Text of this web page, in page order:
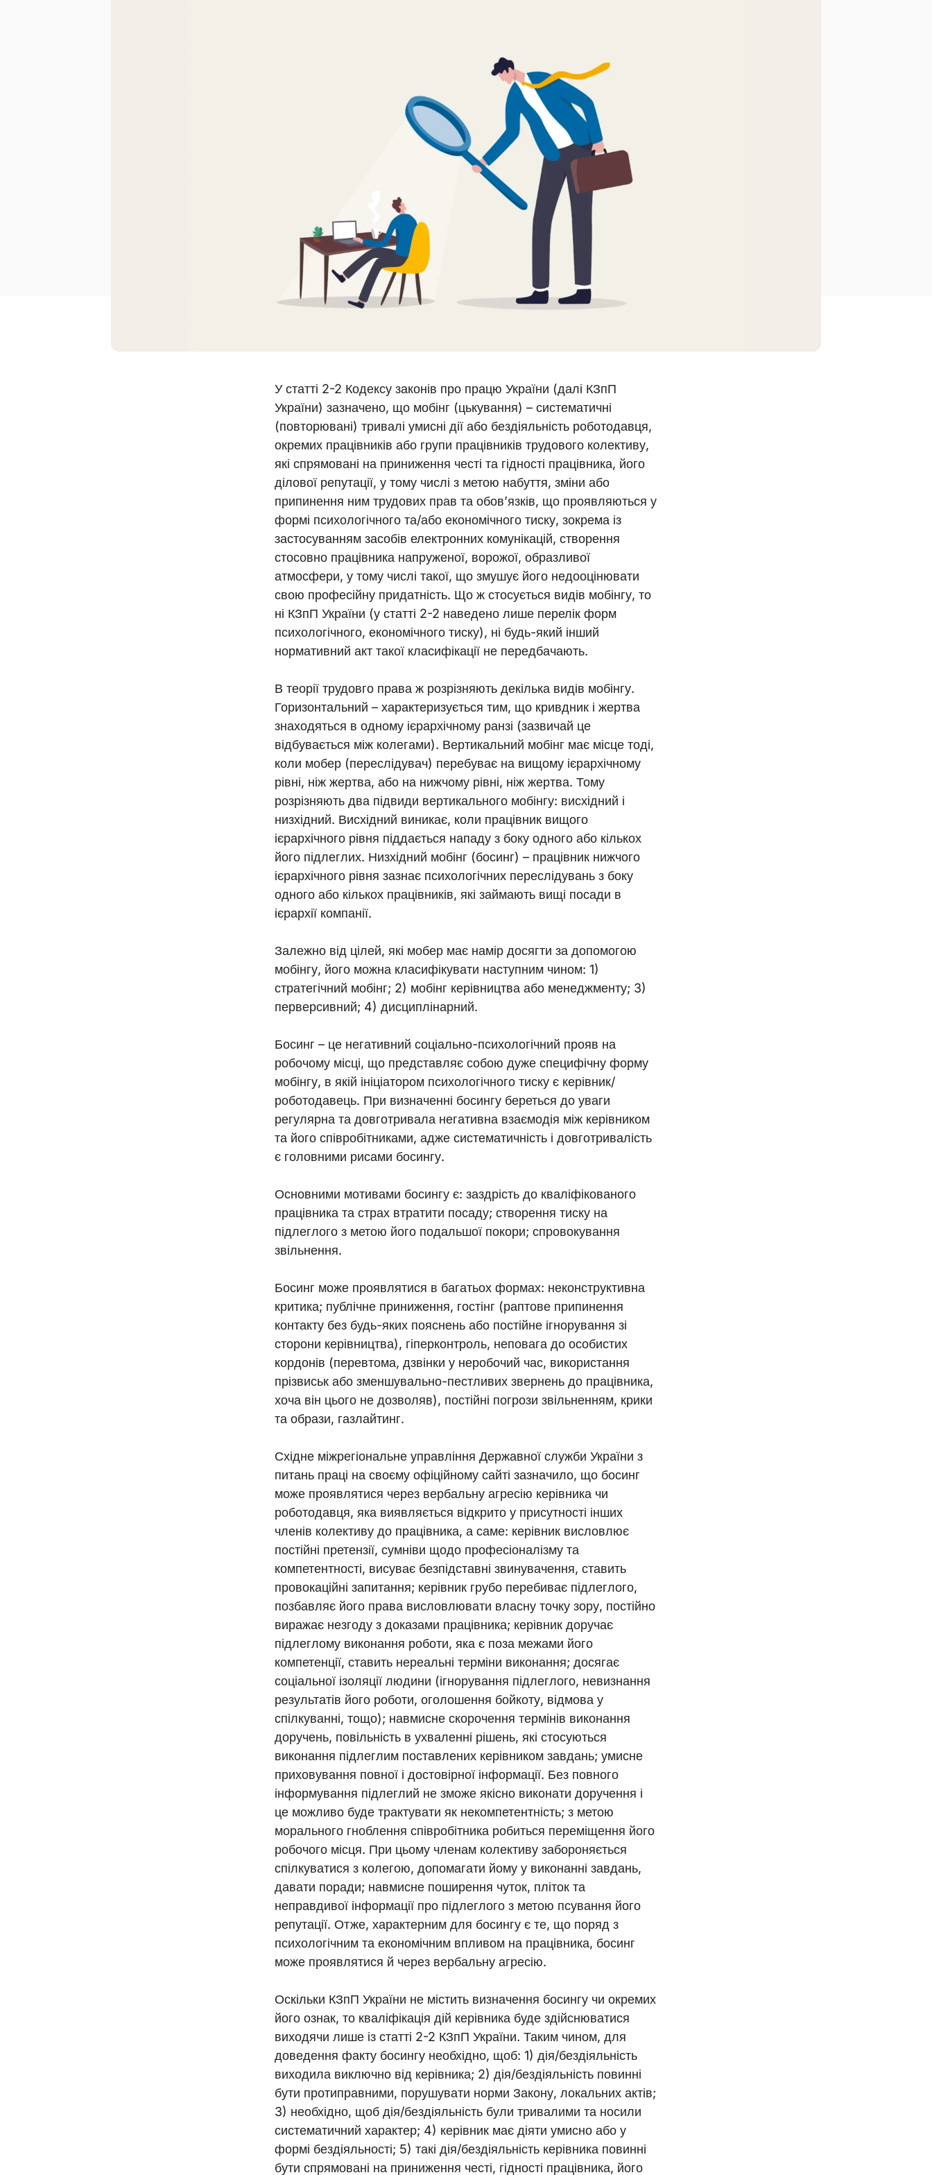
У статті 2-2 Кодексу законів про працю України (далі КЗпП
України) зазначено, що мобінг (цькування) – систематичні
(повторювані) тривалі умисні дії або бездіяльність роботодавця,
окремих працівників або групи працівників трудового колективу,
які спрямовані на приниження честі та гідності працівника, його
ділової репутації, у тому числі з метою набуття, зміни або
припинення ним трудових прав та обов’язків, що проявляються у
формі психологічного та/або економічного тиску, зокрема із
застосуванням засобів електронних комунікацій, створення
стосовно працівника напруженої, ворожої, образливої
атмосфери, у тому числі такої, що змушує його недооцінювати
свою професійну придатність. Що ж стосується видів мобінгу, то
ні КЗпП України (у статті 2-2 наведено лише перелік форм
психологічного, економічного тиску), ні будь-який інший
нормативний акт такої класифікації не передбачають.
В теорії трудовго права ж розрізняють декілька видів мобінгу.
Горизонтальний – характеризується тим, що кривдник і жертва
знаходяться в одному ієрархічному ранзі (зазвичай це
відбувається між колегами). Вертикальний мобінг має місце тоді,
коли мобер (переслідувач) перебуває на вищому ієрархічному
рівні, ніж жертва, або на нижчому рівні, ніж жертва. Тому
розрізняють два підвиди вертикального мобінгу: висхідний і
низхідний. Висхідний виникає, коли працівник вищого
ієрархічного рівня піддається нападу з боку одного або кількох
його підлеглих. Низхідний мобінг (босинг) – працівник нижчого
ієрархічного рівня зазнає психологічних переслідувань з боку
одного або кількох працівників, які займають вищі посади в
ієрархії компанії.
Залежно від цілей, які мобер має намір досягти за допомогою
мобінгу, його можна класифікувати наступним чином: 1)
стратегічний мобінг; 2) мобінг керівництва або менеджменту; 3)
перверсивний; 4) дисциплінарний.
Босинг – це негативний соціально-психологічний прояв на
робочому місці, що представляє собою дуже специфічну форму
мобінгу, в якій ініціатором психологічного тиску є керівник/
роботодавець. При визначенні босингу береться до уваги
регулярна та довготривала негативна взаємодія між керівником
та його співробітниками, адже систематичність і довготривалість
є головними рисами босингу.
Основними мотивами босингу є: заздрість до кваліфікованого
працівника та страх втратити посаду; створення тиску на
підлеглого з метою його подальшої покори; спровокування
звільнення.
Босинг може проявлятися в багатьох формах: неконструктивна
критика; публічне приниження, гостінг (раптове припинення
контакту без будь-яких пояснень або постійне ігнорування зі
сторони керівництва), гіперконтроль, неповага до особистих
кордонів (перевтома, дзвінки у неробочий час, використання
прізвиськ або зменшувально-пестливих звернень до працівника,
хоча він цього не дозволяв), постійні погрози звільненням, крики
та образи, газлайтинг.
Східне міжрегіональне управління Державної служби України з
питань праці на своєму офіційному сайті зазначило, що босинг
може проявлятися через вербальну агресію керівника чи
роботодавця, яка виявляється відкрито у присутності інших
членів колективу до працівника, а саме: керівник висловлює
постійні претензії, сумніви щодо професіоналізму та
компетентності, висуває безпідставні звинувачення, ставить
провокаційні запитання; керівник грубо перебиває підлеглого,
позбавляє його права висловлювати власну точку зору, постійно
виражає незгоду з доказами працівника; керівник доручає
підлеглому виконання роботи, яка є поза межами його
компетенції, ставить нереальні терміни виконання; досягає
соціальної ізоляції людини (ігнорування підлеглого, невизнання
результатів його роботи, оголошення бойкоту, відмова у
спілкуванні, тощо); навмисне скорочення термінів виконання
доручень, повільність в ухваленні рішень, які стосуються
виконання підлеглим поставлених керівником завдань; умисне
приховування повної і достовірної інформації. Без повного
інформування підлеглий не зможе якісно виконати доручення і
це можливо буде трактувати як некомпетентність; з метою
морального гноблення співробітника робиться переміщення його
робочого місця. При цьому членам колективу забороняється
спілкуватися з колегою, допомагати йому у виконанні завдань,
давати поради; навмисне поширення чуток, пліток та
неправдивої інформації про підлеглого з метою псування його
репутації. Отже, характерним для босингу є те, що поряд з
психологічним та економічним впливом на працівника, босинг
може проявлятися й через вербальну агресію.
Оскільки КЗпП України не містить визначення босингу чи окремих
його ознак, то кваліфікація дій керівника буде здійснюватися
виходячи лише із статті 2-2 КЗпП України. Таким чином, для
доведення факту босингу необхідно, щоб: 1) дія/бездіяльність
виходила виключно від керівника; 2) дія/бездіяльність повинні
бути протиправними, порушувати норми Закону, локальних актів;
3) необхідно, щоб дія/бездіяльність були тривалими та носили
систематичний характер; 4) керівник має діяти умисно або у
формі бездіяльності; 5) такі дія/бездіяльність керівника повинні
бути спрямовані на приниження честі, гідності працівника, його